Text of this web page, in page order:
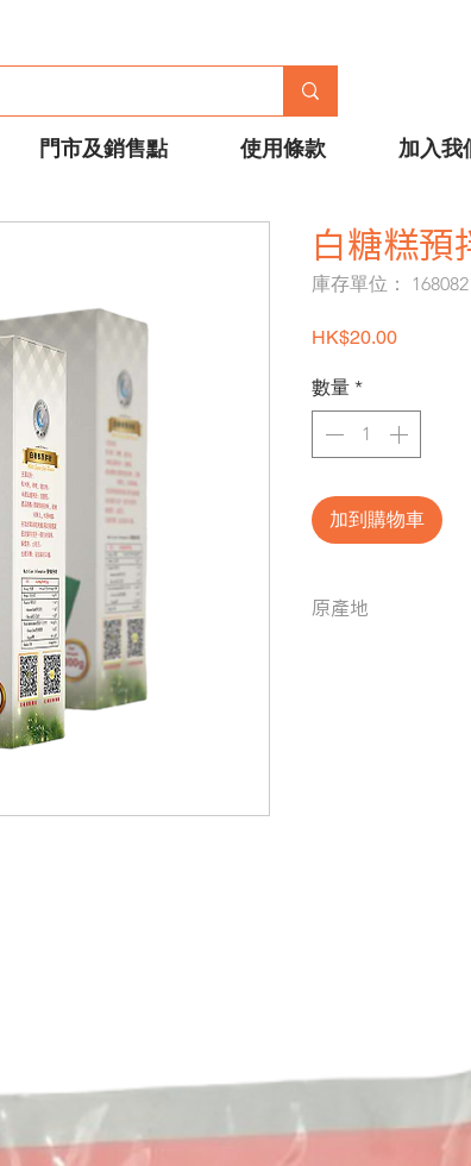
門市及銷售點 使用條款 加入我
白糖糕
庫存單位： 168082
HK$20.00價格
數量 *
加到購物車
原產地